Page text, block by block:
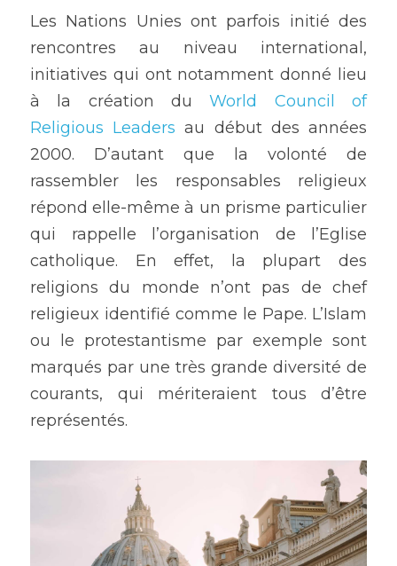
Les Nations Unies ont parfois initié des
rencontres au niveau international,
initiatives qui ont notamment donné lieu
à la création du World Council of
Religious Leaders au début des années
2000. D’autant que la volonté de
rassembler les responsables religieux
répond elle-même à un prisme particulier
qui rappelle l’organisation de l’Eglise
catholique. En effet, la plupart des
religions du monde n’ont pas de chef
religieux identifié comme le Pape. L’Islam
ou le protestantisme par exemple sont
marqués par une très grande diversité de
courants, qui mériteraient tous d’être
représentés.